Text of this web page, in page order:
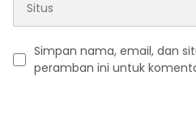
Simpan nama, email, dan
peramban ini untuk